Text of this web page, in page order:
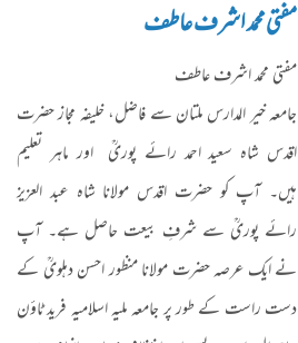
مفتی محمد اشرف عاطف
مفتی محمد اشرف عاطف
جامعہ خیر المدارس ملتان سے فاضل، خلیفہ مجاز حضرت
اقدس شاہ سعید احمد رائے پوریؒ اور ماہر تعلیم
ہیں۔ آپ کو حضرت اقدس مولانا شاہ عبد العزیز
رائے پوریؒ سے شرفِ بیعت حاصل ہے۔ آپ
نے ایک عرصہ حضرت مولانا منظور احسن دہلویؒ کے
دست راست کے طور پر جامعہ ملیہ اسلامیہ فرید ٹاؤن